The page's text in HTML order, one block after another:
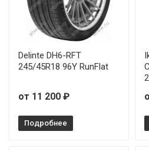
Delinte DH6-RFT
245/45R18 96Y RunFlat
от 11 200 ₽
Подробнее